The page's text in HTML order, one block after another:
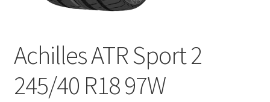
Achilles ATR Sport 2
245/40 R18 97W